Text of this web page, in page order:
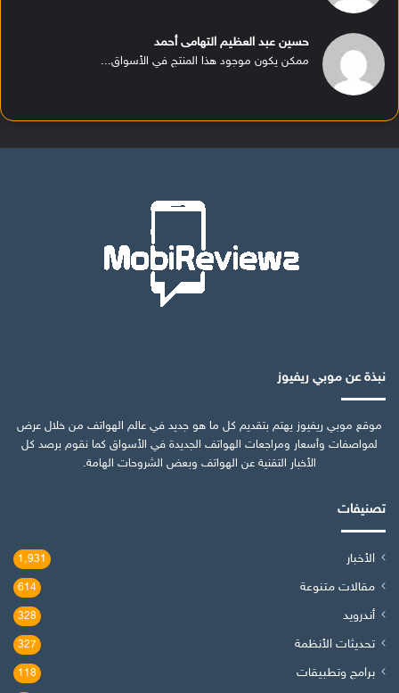
حسين عبد العظيم التهامى أحمد
ممكن يكون موجود هذا المنتج في الأسواق...
نبذة عن موبي ريفيوز
موقع موبي ريفيوز يهتم بتقديم كل ما هو جديد في عالم الهواتف من خلال عرض
لمواصفات وأسعار ومراجعات الهواتف الجديدة في الأسواق كما نقوم برصد كل
الأخبار التقنية عن الهواتف وبعض الشروحات الهامة.
تصنيفات
الأخبار 1٬931
مقالات متنوعة 614
أندرويد 328
تحديثات الأنظمة 327
برامج وتطبيقات 118